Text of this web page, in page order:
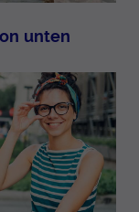
unten